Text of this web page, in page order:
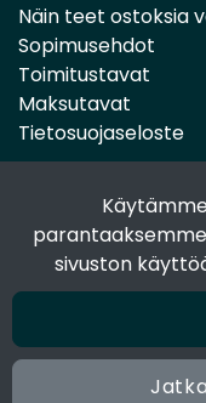
sivuston
Näin teet ostoksia
Sopimusehdot
Toimitustavat
Maksutavat
Tietosuojaseloste
Seuraa
Facebook
© 2024 Joen